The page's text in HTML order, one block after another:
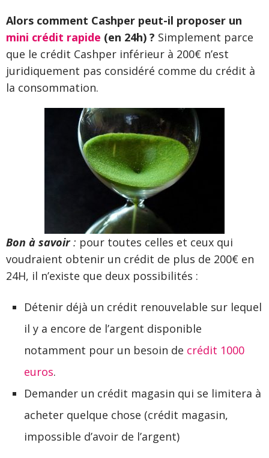
Alors comment Cashper peut-il proposer un
mini crédit rapide (en 24h) ? Simplement parce
que le crédit Cashper inférieur à 200€ n’est
juridiquement pas considéré comme du crédit à
la consommation.
Bon à savoir : pour toutes celles et ceux qui
voudraient obtenir un crédit de plus de 200€ en
24H, il n’existe que deux possibilités :
Détenir déjà un crédit renouvelable sur lequel
il y a encore de l’argent disponible
notamment pour un besoin de crédit 1000
euros.
Demander un crédit magasin qui se limitera à
acheter quelque chose (crédit magasin,
impossible d’avoir de l’argent)